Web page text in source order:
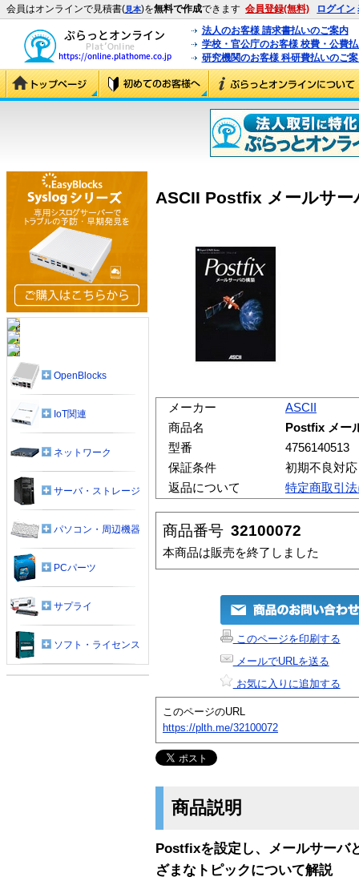
会員はオンラインで見積書(見本)を無料で作成できます 会員登録(無料) ログイン
法人のお客様 請求書払いのご案内
学校・官公庁のお客様 校費・公費
研究機関のお客様 科研費払いのご
ASCII Postfix メールサー
メーカー
ASCII
商品名
Postfix メー
型番
4756140513
保証条件
初期不良対
返品について
特定商取引
商品番号 32100072
本商品は販売を終了しました
このページを印刷する
メールでURLを送る
お気に入りに追加する
このページのURL
https://plth.me/32100072
商品説明
Postfixを設定し、メールサーバ
ざまなトピックについて解説
OpenBlocks
IoT関連
ネットワーク
サーバ・ストレージ
パソコン・周辺機器
PCパーツ
サプライ
ソフト・ライセンス